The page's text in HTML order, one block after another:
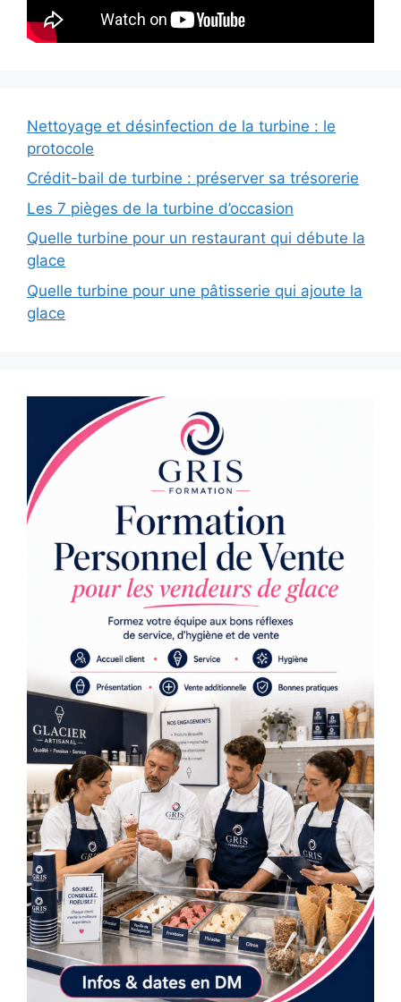
Nettoyage et désinfection de la turbine : le
protocole
Crédit-bail de turbine : préserver sa trésorerie
Les 7 pièges de la turbine d’occasion
Quelle turbine pour un restaurant qui débute la
glace
Quelle turbine pour une pâtisserie qui ajoute la
glace